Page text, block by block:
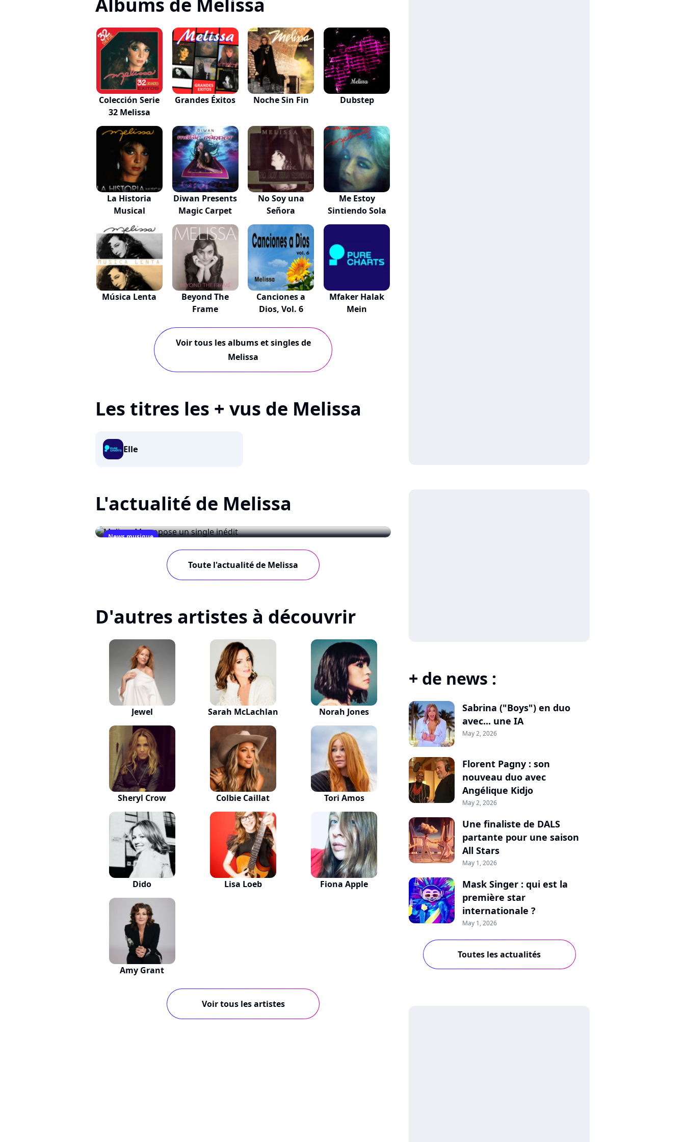
Colección Serie
32 Melissa
Grandes Éxitos Noche Sin Fin Dubstep
La Historia
Musical
Diwan Presents
Magic Carpet
No Soy una
Señora
Me Estoy
Sintiendo Sola
Música Lenta
Beyond The
Frame
Canciones a
Dios, Vol. 6
Mfaker Halak
Mein
Voir tous les albums et singles de
Melissa
Les titres les + vus de Melissa
Elle
L'actualité de Melissa
News musique
Melissa M propose un single inédit
Toute l'actualité de Melissa
D'autres artistes à découvrir
Jewel Sarah McLachlan Norah Jones
Sheryl Crow Colbie Caillat Tori Amos
Dido Lisa Loeb Fiona Apple
Amy Grant
Voir tous les artistes
+ de news :
Sabrina ("Boys") en duo
avec... une IA
May 2, 2026
Florent Pagny : son
nouveau duo avec
Angélique Kidjo
May 2, 2026
Une finaliste de DALS
partante pour une saison
All Stars
May 1, 2026
Mask Singer : qui est la
première star
internationale ?
May 1, 2026
Toutes les actualités